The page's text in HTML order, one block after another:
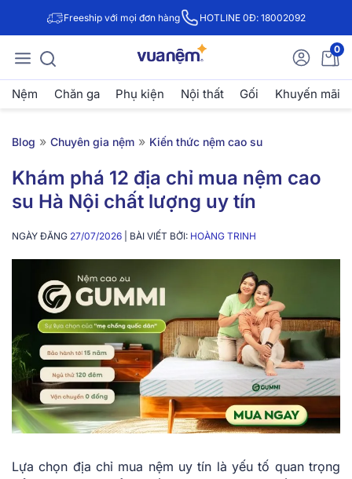
Freeship với mọi đơn hàng HOTLINE 0Đ: 18002092
0
Nệm Chăn ga Phụ kiện Nội thất Gối Khuyến mãi
Blog » Chuyên gia nệm » Kiến thức nệm cao su
Khám phá 12 địa chỉ mua nệm cao
su Hà Nội chất lượng uy tín
NGÀY ĐĂNG 27/07/2026 | BÀI VIẾT BỞI: HOÀNG TRINH
Lựa chọn địa chỉ mua nệm uy tín là yếu tố quan trọng